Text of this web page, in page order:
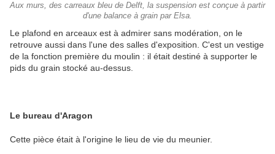
Aux murs, des carreaux bleu de Delft, la suspension est conçue à partir
d'une balance à grain par Elsa.
Le plafond en arceaux est à admirer sans modération, on le
retrouve aussi dans l'une des salles d'exposition. C'est un vestige
de la fonction première du moulin : il était destiné à supporter le
pids du grain stocké au-dessus.
Le bureau d'Aragon
Cette pièce était à l'origine le lieu de vie du meunier.